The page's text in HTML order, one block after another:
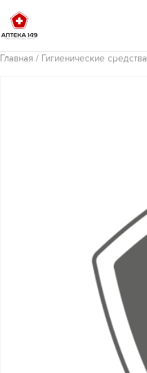
Главная / Гигиенические средства